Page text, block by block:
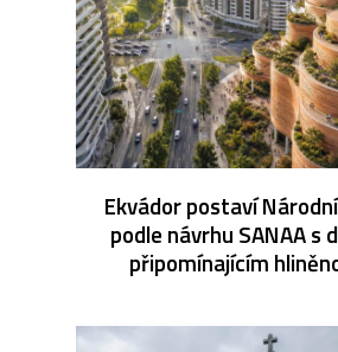
Ekvádor postaví
podle návrhu SANAA s
připomínajícím